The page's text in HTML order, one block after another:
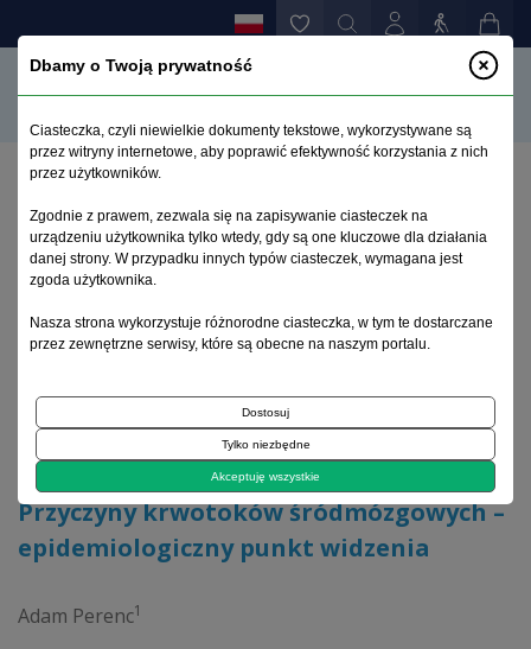
Przyczyny krwotoków śródmózgowych –
epidemiologiczny punkt widzenia
Archiwum 1992–2014
2012, tom 21, zeszyt 1
Artykuł poglądowy
Przyczyny krwotoków śródmózgowych –
epidemiologiczny punkt widzenia
Adam Perenc1
Dbamy o Twoją prywatność
Ciasteczka, czyli niewielkie dokumenty tekstowe, wykorzystywane są
przez witryny internetowe, aby poprawić efektywność korzystania z nich
przez użytkowników.
Zgodnie z prawem, zezwala się na zapisywanie ciasteczek na
urządzeniu użytkownika tylko wtedy, gdy są one kluczowe dla działania
danej strony. W przypadku innych typów ciasteczek, wymagana jest
zgoda użytkownika.
Nasza strona wykorzystuje różnorodne ciasteczka, w tym te dostarczane
przez zewnętrzne serwisy, które są obecne na naszym portalu.
Dostosuj
Tylko niezbędne
Akceptuję wszystkie